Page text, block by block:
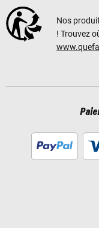
Nos
! Trouvez